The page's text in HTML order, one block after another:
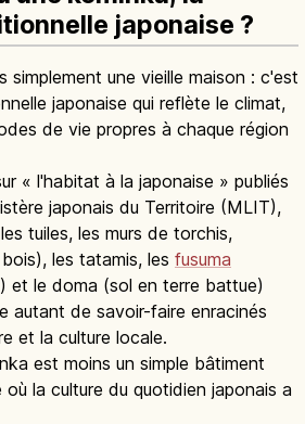
japonaise ?
simplement une vieille maison : c'est
japonaise qui reflète le climat,
de vie propres à chaque région
« l'habitat à la japonaise » publiés
japonais du Territoire (MLIT),
tuiles, les murs de torchis,
les tatamis, les fusuma
et le doma (sol en terre battue)
autant de savoir-faire enracinés
et la culture locale.
est moins un simple bâtiment
la culture du quotidien japonais a